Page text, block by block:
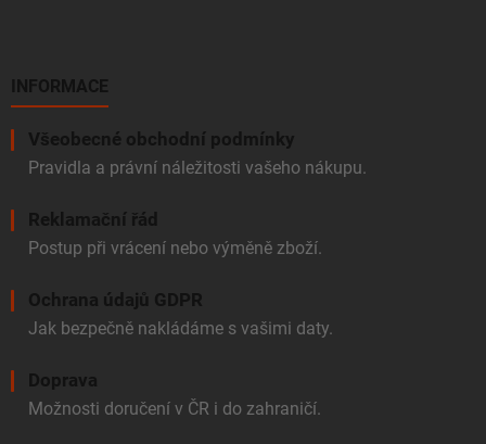
INFORMACE
Všeobecné obchodní podmínky
Pravidla a právní náležitosti vašeho nákupu.
Reklamační řád
Postup při vrácení nebo výměně zboží.
Ochrana údajů GDPR
Jak bezpečně nakládáme s vašimi daty.
Doprava
Možnosti doručení v ČR i do zahraničí.